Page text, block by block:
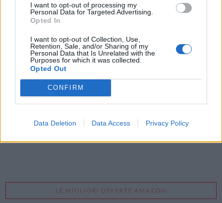
I want to opt-out of processing my
Personal Data for Targeted Advertising.
Opted In
I want to opt-out of Collection, Use,
Retention, Sale, and/or Sharing of my
Personal Data that Is Unrelated with the
Purposes for which it was collected.
Opted Out
CONFIRM
Data Deletion Data Access Privacy Policy
Acconsento al trattamento dei dati personali (
LE MIGLIORI OFFERTE AMAZON